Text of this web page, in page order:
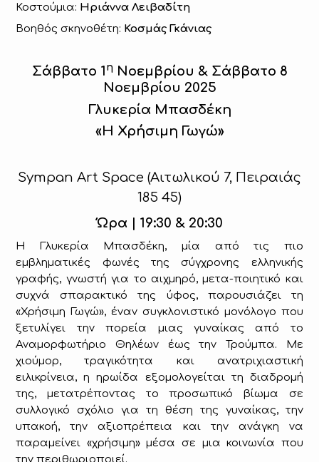
Κοστούμια: Ηριάννα Λειβαδίτη
Βοηθός σκηνοθέτη: Κοσμάς Γκάνιας
Σάββατο 1 ηΝοεμβρίου & Σάββατο 8
Νοεμβρίου 2025
Γλυκερία Μπασδέκη
«Η Χρήσιμη Γωγώ»
Sympan Art Space (Αιτωλικού 7, Πειραιάς
185 45)
Ώρα | 19:30 & 20:30
Η Γλυκερία Μπασδέκη, μία από τις πιο
εμβληματικές φωνές της σύγχρονης ελληνικής
γραφής, γνωστή για το αιχμηρό, μετα-ποιητικό και
συχνά σπαρακτικό της ύφος, παρουσιάζει τη
«Χρήσιμη Γωγώ», έναν συγκλονιστικό μονόλογο που
ξετυλίγει την πορεία μιας γυναίκας από το
Αναμορφωτήριο Θηλέων έως την Τρούμπα. Με
χιούμορ, τραγικότητα και ανατριχιαστική
ειλικρίνεια, η ηρωίδα εξομολογείται τη διαδρομή
της, μετατρέποντας το προσωπικό βίωμα σε
συλλογικό σχόλιο για τη θέση της γυναίκας, την
υπακοή, την αξιοπρέπεια και την ανάγκη να
παραμείνει «χρήσιμη» μέσα σε μια κοινωνία που